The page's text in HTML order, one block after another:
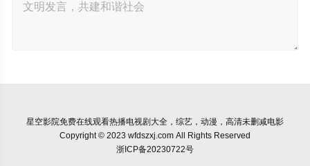
星空影院免费在线观看热播电视剧大全，综艺，动漫，高清未删减电影
Copyright © 2023 wfdszxj.com All Rights Reserved
浙ICP备20230722号